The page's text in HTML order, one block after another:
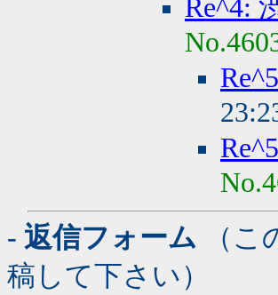
Re^4:
- 返信フォーム （こ
稿して下さい）